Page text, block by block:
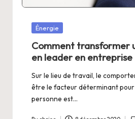
Posted
Énergie
Comment transformer
en leader en entreprise
Sur le lieu de travail, le
être le facteur déterminant pour
personne est…